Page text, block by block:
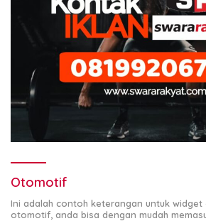
Otomotif
Ini adalah contoh keterangan untuk
otomotif, anda bisa dengan mudah